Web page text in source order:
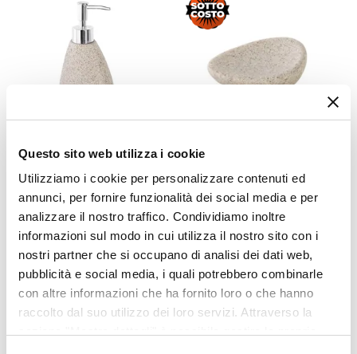
Questo sito web utilizza i cookie
Utilizziamo i cookie per personalizzare contenuti ed
annunci, per fornire funzionalità dei social media e per
analizzare il nostro traffico. Condividiamo inoltre
informazioni sul modo in cui utilizza il nostro sito con i
nostri partner che si occupano di analisi dei dati web,
pubblicità e social media, i quali potrebbero combinarle
con altre informazioni che ha fornito loro o che hanno
raccolto dal suo utilizzo dei loro servizi. Attraverso la
Poliresina
Colore
Sabbia
Effetto
Forma
Irregolare
Larghezza
12 cm
Profondità
12 cm
CODICE:4421ST
Dispenser sapone in resina
sabbia effetto pietra - Stone
€ 11,00
CODICE:
Portasapone in resina
sabbia effetto pietra - Stone
€ 3,15 € 7,00 55,00%